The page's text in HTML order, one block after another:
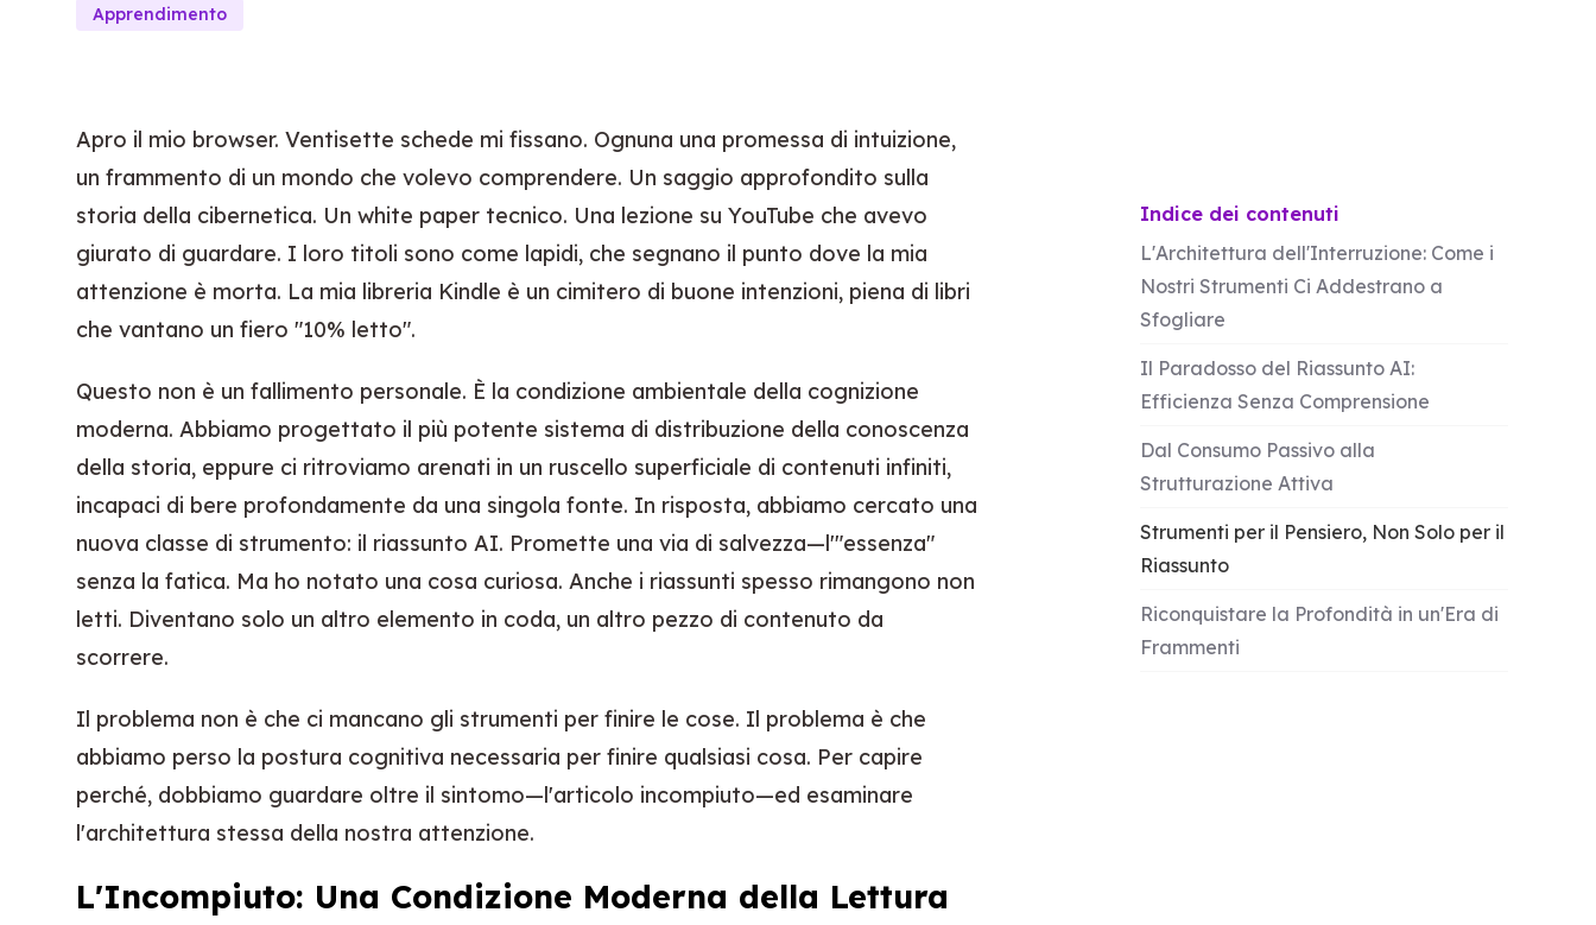
Apprendimento
Apro il mio browser. Ventisette schede mi fissano. Ognuna una promessa di intuizione,
un frammento di un mondo che volevo comprendere. Un saggio approfondito sulla
storia della cibernetica. Un white paper tecnico. Una lezione su YouTube che avevo
giurato di guardare. I loro titoli sono come lapidi, che segnano il punto dove la mia
attenzione è morta. La mia libreria Kindle è un cimitero di buone intenzioni, piena di libri
che vantano un fiero "10% letto".
Questo non è un fallimento personale. È la condizione ambientale della cognizione
moderna. Abbiamo progettato il più potente sistema di distribuzione della conoscenza
della storia, eppure ci ritroviamo arenati in un ruscello superficiale di contenuti infiniti,
incapaci di bere profondamente da una singola fonte. In risposta, abbiamo cercato una
nuova classe di strumento: il riassunto AI. Promette una via di salvezza—l'"essenza"
senza la fatica. Ma ho notato una cosa curiosa. Anche i riassunti spesso rimangono non
letti. Diventano solo un altro elemento in coda, un altro pezzo di contenuto da
scorrere.
Il problema non è che ci mancano gli strumenti per finire le cose. Il problema è che
abbiamo perso la postura cognitiva necessaria per finire qualsiasi cosa. Per capire
perché, dobbiamo guardare oltre il sintomo—l'articolo incompiuto—ed esaminare
l'architettura stessa della nostra attenzione.
L'Incompiuto: Una Condizione Moderna della Lettura
Indice dei contenuti
della Lettura
L'Architettura dell'Interruzione: Come i
Nostri Strumenti Ci Addestrano a
Sfogliare
Il Paradosso del Riassunto AI:
Efficienza Senza Comprensione
Dal Consumo Passivo alla
Strutturazione Attiva
Strumenti per il Pensiero, Non Solo per il
Riassunto
Riconquistare la Profondità in un'Era di
Frammenti